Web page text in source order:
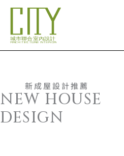
內
新成屋設計推薦
NEW HOUSE
DESIGN